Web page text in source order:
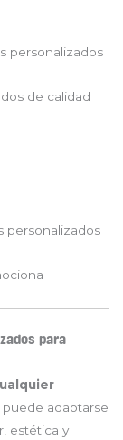
personalizados
de calidad
personalizados
para
adaptarse
estética y